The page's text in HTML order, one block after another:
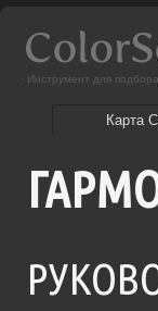
· Инструмент для
Карта
РУКОВОДСТВО ДЛЯ СОЗДАНИЯ НАИЛУЧШИХ ЦВЕТОВЫХ